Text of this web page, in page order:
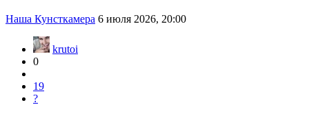
Наша Кунсткамера 6 июля 2026, 20:00
krutoi
0
19
?